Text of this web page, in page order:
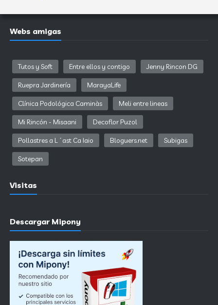
Webs amigas
Tutos y Soft Entre ellos y contigo Jenny Rincon DG
Ruepra Jardinería MarayaLife
Clínica Podológica Caminàs Meli entre lineas
Mi Rincón - Misaani Decoflor Puzol
Pollastres a L´ast Ca Iaio Bloguers.net Subigas
Sotepan
Visitas
Descargar Mipony